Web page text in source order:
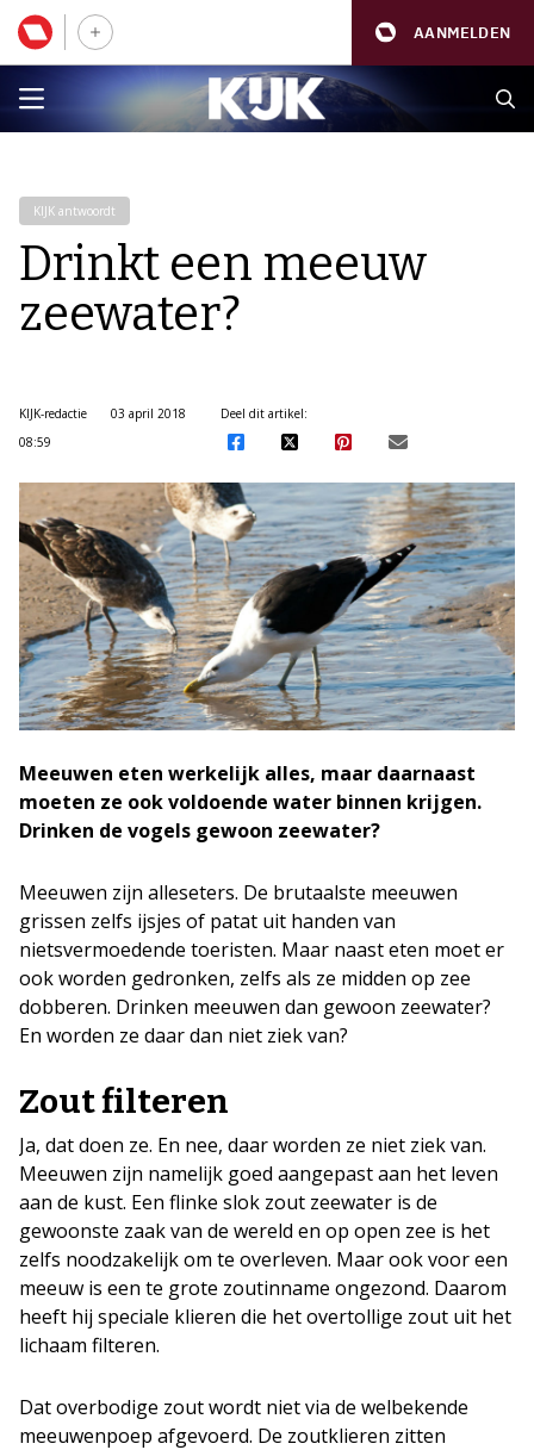
AANMELDEN
KIJK antwoordt
Drinkt een meeuw
zeewater?
KIJK-redactie
03 april 2018
08:59
Deel dit artikel:
Meeuwen eten werkelijk alles, maar daarnaast
moeten ze ook voldoende water binnen krijgen.
Drinken de vogels gewoon zeewater?
Meeuwen zijn alleseters. De brutaalste meeuwen
grissen zelfs ijsjes of patat uit handen van
nietsvermoedende toeristen. Maar naast eten moet er
ook worden gedronken, zelfs als ze midden op zee
dobberen. Drinken meeuwen dan gewoon zeewater?
En worden ze daar dan niet ziek van?
Zout filteren
Ja, dat doen ze. En nee, daar worden ze niet ziek van.
Meeuwen zijn namelijk goed aangepast aan het leven
aan de kust. Een flinke slok zout zeewater is de
gewoonste zaak van de wereld en op open zee is het
zelfs noodzakelijk om te overleven. Maar ook voor een
meeuw is een te grote zoutinname ongezond. Daarom
heeft hij speciale klieren die het overtollige zout uit het
lichaam filteren.
Dat overbodige zout wordt niet via de welbekende
meeuwenpoep afgevoerd. De zoutklieren zitten